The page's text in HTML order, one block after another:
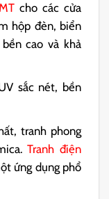
cho các cửa
hộp đèn, biển
cao và khả
sắc nét, bền
tranh phong
Tranh điện
ứng dụng phổ